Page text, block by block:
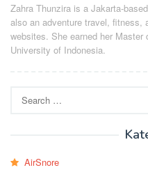
Zahra Thunzira is a Jakarta-
also an adventure travel, fitness,
websites. She earned her Master
University of Indonesia.
for:
AirSnore